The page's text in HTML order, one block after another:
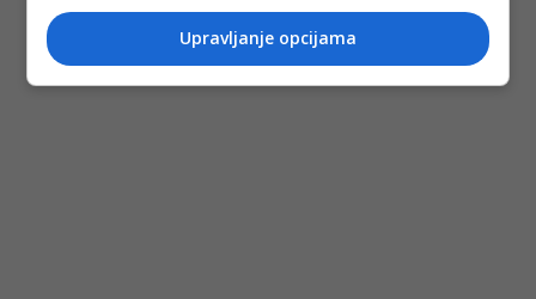
Upravljanje opcijama